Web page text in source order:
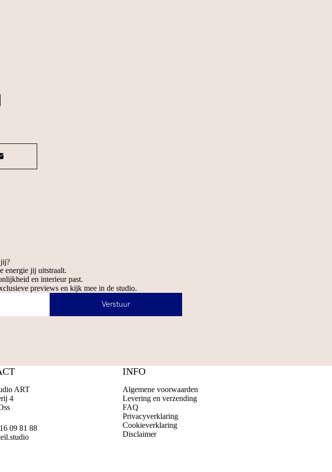
energie jij uitstraalt.
en interieur past.
previews en kijk mee in de studio.
Verstuur
ART
4
09 81 88
INFO
Algemene voorwaarden
Levering en verzending
FAQ
Privacyverklaring
Cookieverklaring
Disclaimer